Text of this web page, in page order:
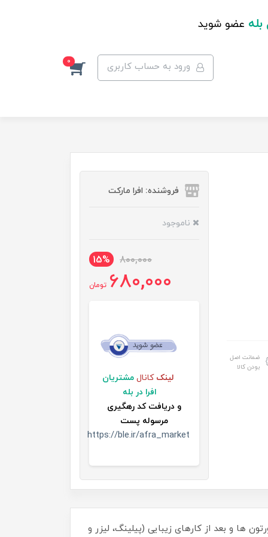
بله عضو شوید
ورود به حساب کاربری 0
ضمانت اصل
بودن کالا
فروشنده: افرا مارکت
ناموجود
800,000
15%
680,000 تومان
لینک کانال مشتریان
افرا در بله
و دریافت کد رهگیری
مرسوله پست
https://ble.ir/afra_market
ها و بعد از کارهای زیبایی (پیلینگ، لیزر و